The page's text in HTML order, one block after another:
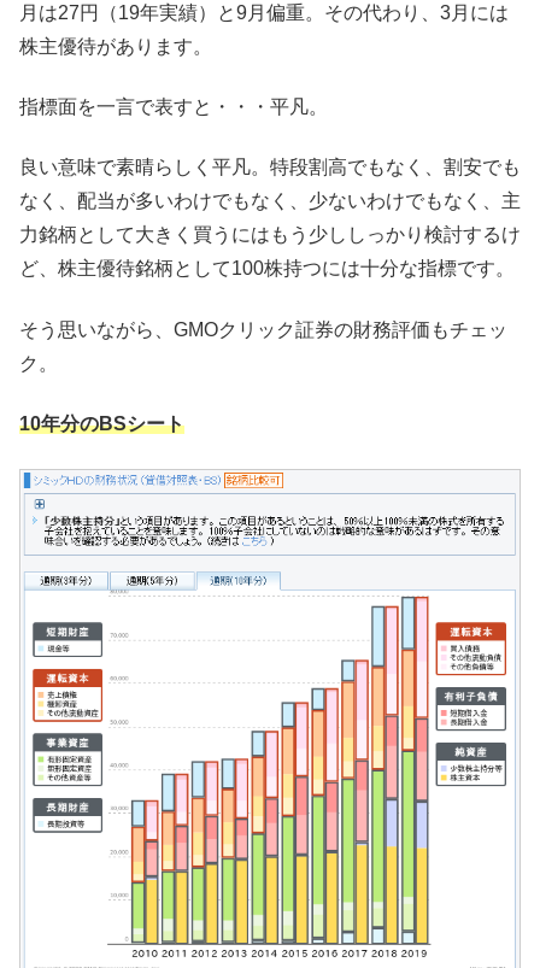
月は27円（19年実績）と9月偏重。その代わり、3月には
株主優待があります。
指標面を一言で表すと・・・平凡。
良い意味で素晴らしく平凡。特段割高でもなく、割安でも
なく、配当が多いわけでもなく、少ないわけでもなく、主
力銘柄として大きく買うにはもう少ししっかり検討するけ
ど、株主優待銘柄として100株持つには十分な指標です。
そう思いながら、GMOクリック証券の財務評価もチェッ
ク。
10年分のBSシート